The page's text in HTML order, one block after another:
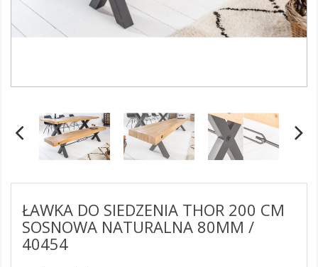
ŁAWKA DO SIEDZENIA THOR 200 CM
SOSNOWA NATURALNA 80MM /
40454